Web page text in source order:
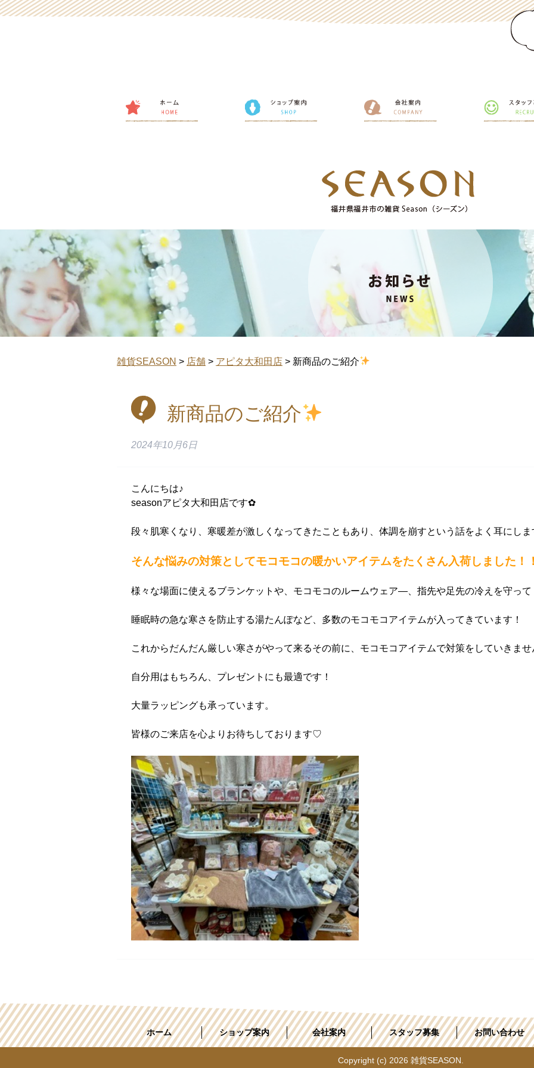
雑貨SEASON > 店舗 > アピタ大和田店 > 新商品のご紹介
新商品のご紹介
2024年10月6日
こんにちは♪
seasonアピタ大和田店です✿
段々肌寒くなり、寒暖差が激しくなってきたこともあり、体調を崩すという話をよく耳にしま
そんな悩みの対策としてモコモコの暖かいアイテムをたくさん入荷しました！
様々な場面に使えるブランケットや、モコモコのルームウェア―、指先や足先の冷えを守っ
睡眠時の急な寒さを防止する湯たんぽなど、多数のモコモコアイテムが入ってきています！
これからだんだん厳しい寒さがやって来るその前に、モコモコアイテムで対策をしていきませ
自分用はもちろん、プレゼントにも最適です！
大量ラッピングも承っています。
皆様のご来店を心よりお待ちしております♡
ホーム ショップ案内 会社案内 スタッフ募集 お問い合わせ
Copyright (c) 2026 雑貨SEASON.